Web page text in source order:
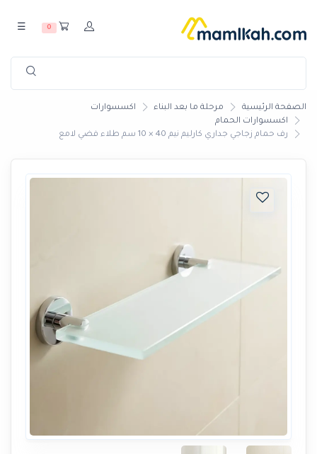
0
☰
الصفحة الرئيسية مرحلة ما بعد البناء
اكسسوارات
اكسسوارات الحمام
رف حمام زجاجي جداري كارليم نيم 40 × 10 سم طلاء فضي لامع